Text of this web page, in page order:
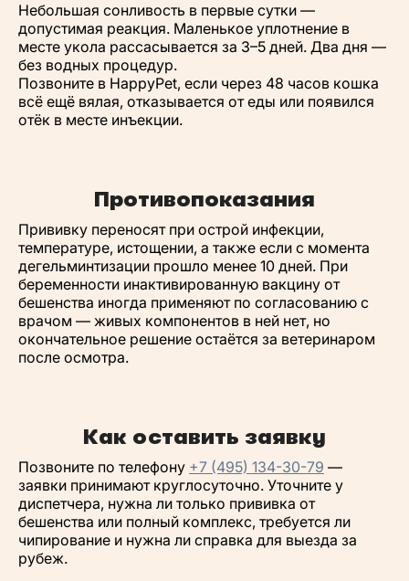
Небольшая сонливость в первые сутки —
допустимая реакция. Маленькое уплотнение в
месте укола рассасывается за 3–5 дней. Два дня —
без водных процедур.
Позвоните в HappyPet, если через 48 часов кошка
всё ещё вялая, отказывается от еды или появился
отёк в месте инъекции.
Противопоказания
Прививку переносят при острой инфекции,
температуре, истощении, а также если с момента
дегельминтизации прошло менее 10 дней. При
беременности инактивированную вакцину от
бешенства иногда применяют по согласованию с
врачом — живых компонентов в ней нет, но
окончательное решение остаётся за ветеринаром
после осмотра.
Как оставить заявку
Позвоните по телефону +7 (495) 134-30-79 —
заявки принимают круглосуточно. Уточните у
диспетчера, нужна ли только прививка от
бешенства или полный комплекс, требуется ли
чипирование и нужна ли справка для выезда за
рубеж.